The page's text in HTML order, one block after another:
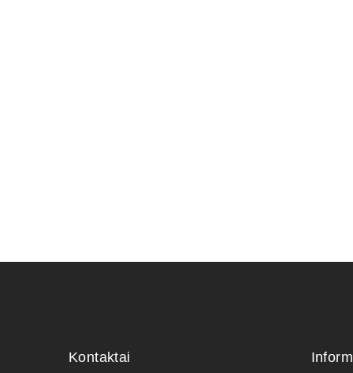
Kontaktai